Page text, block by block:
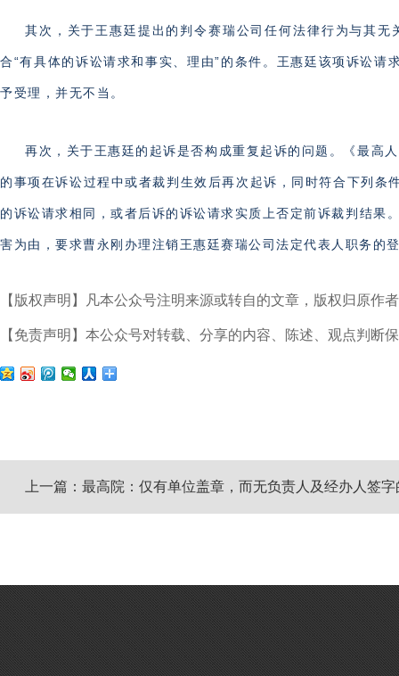
其次，关于王惠廷提出的判令赛瑞公司任何法律行为与其
合“有具体的诉讼请求和事实、理由”的条件。王惠廷该项诉讼
予受理，并无不当。
再次，关于王惠廷的起诉是否构成重复起诉的问题。《最高
的事项在诉讼过程中或者裁判生效后再次起诉，同时符合下列
的诉讼请求相同，或者后诉的诉讼请求实质上否定前诉裁判结
害为由，要求曹永刚办理注销王惠廷赛瑞公司法定代表人职务的
【版权声明】凡本公众号注明来源或转自的文章，版权归原
【免责声明】本公众号对转载、分享的内容、陈述、观点判
上一篇：最高院：仅有单位盖章，而无负责人及经办人签